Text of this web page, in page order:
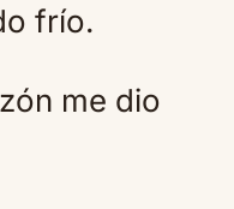
frío.
me dio